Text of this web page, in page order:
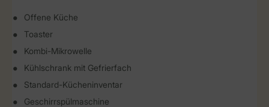
Offene Küche
Toaster
Kombi-Mikrowelle
Kühlschrank mit Gefrierfach
Standard-Kücheninventar
Geschirrspülmaschine